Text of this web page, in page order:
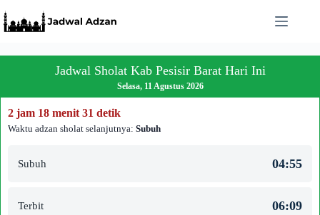
to
content
Jadwal Sholat Kab Pesisir Barat Hari Ini
Selasa, 11 Agustus 2026
2 jam 18 menit 31 detik
Waktu adzan sholat selanjutnya: Subuh
Subuh 04:55
Terbit 06:09